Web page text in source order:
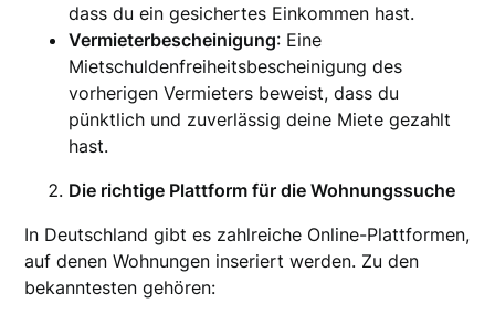
dass du ein gesichertes Einkommen hast.
Vermieterbescheinigung: Eine
Mietschuldenfreiheitsbescheinigung des
vorherigen Vermieters beweist, dass du
pünktlich und zuverlässig deine Miete gezahlt
hast.
Die richtige Plattform für die Wohnungssuche
In Deutschland gibt es zahlreiche Online-Plattformen,
auf denen Wohnungen inseriert werden. Zu den
bekanntesten gehören: